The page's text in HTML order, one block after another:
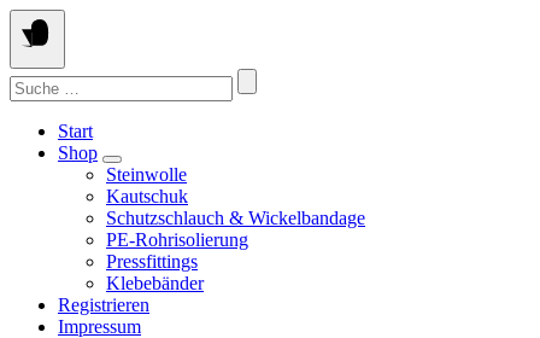
Springen
Sie
zum
Inhalt
Suchen
nach:
Start
Shop
Steinwolle
Kautschuk
Schutzschlauch & Wickelbandage
PE-Rohrisolierung
Pressfittings
Klebebänder
Registrieren
Impressum